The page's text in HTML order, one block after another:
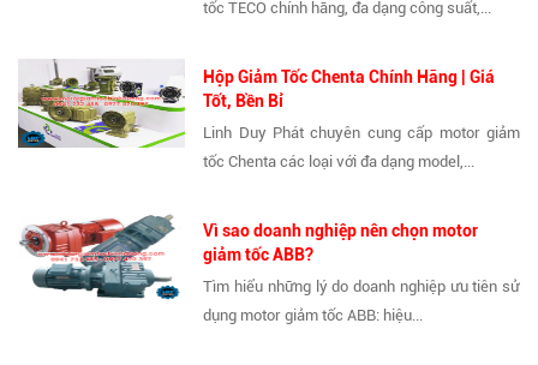
tốc TECO chính hãng, đa dạng công suất,...
Hộp Giảm Tốc Chenta Chính Hãng | Giá
Tốt, Bền Bỉ
Linh Duy Phát chuyên cung cấp motor giảm
tốc Chenta các loại với đa dạng model,...
Vì sao doanh nghiệp nên chọn motor
giảm tốc ABB?
Tìm hiểu những lý do doanh nghiệp ưu tiên sử
dụng motor giảm tốc ABB: hiệu...